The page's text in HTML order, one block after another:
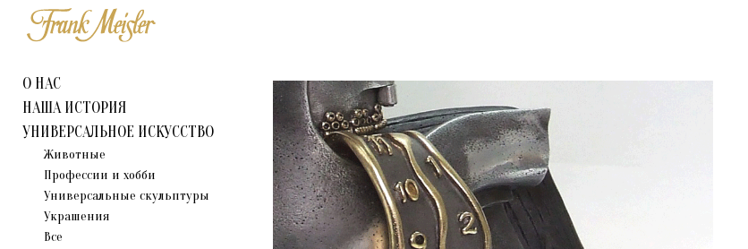
О НАС
НАША ИСТОРИЯ
УНИВЕРСАЛЬНОЕ ИСКУССТВО
Животные
Профессии и хобби
Универсальные скульптуры
Украшения
Все